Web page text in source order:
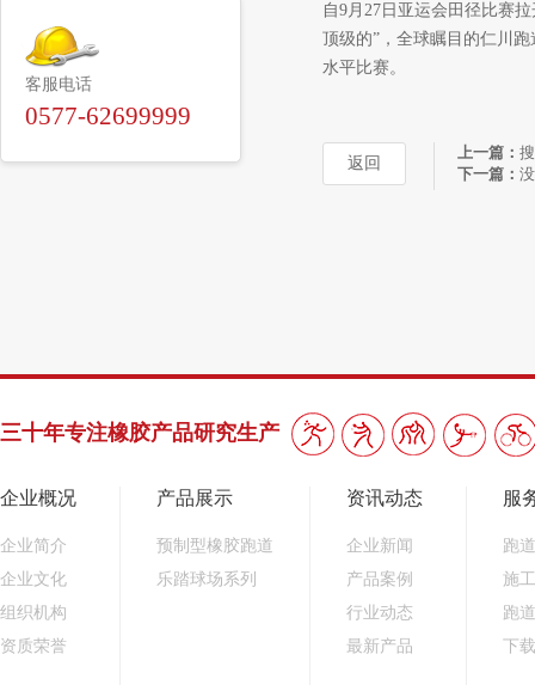
客服电话
0577-62699999
自9月 27 日亚运会田径比赛
顶级的”， 全球瞩目的仁川
水平比赛。
返回
上一篇：
下一篇：
三十年专注橡胶产品研究生产
企业概况
企业简介
企业文化
组织机构
资质荣誉
产品展示
预制型橡胶跑道
乐踏球场系列
资讯动态
企业新闻
产品案例
行业动态
最新产品
服
跑
施
跑
下